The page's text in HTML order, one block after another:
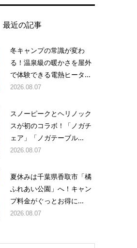
最近の記事
冬キャンプの常識が変わ
る！温泉級の暖かさを屋外
で体験できる電熱ヒータ...
2026.08.07
スノーピークとヘリノック
スが初のコラボ！「ノガチ
ェア」「ノガテーブル...
2026.08.07
夏休みは千葉県香取市「橘
ふれあい公園」へ！キャン
プ料金がぐっとお得に...
2026.08.07